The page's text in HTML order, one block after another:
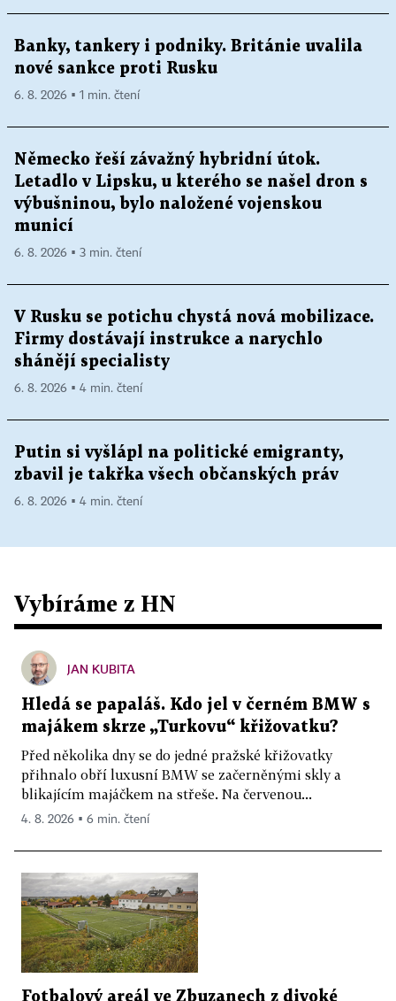
Banky, tankery i podniky. Británie uvalila
nové sankce proti Rusku
6. 8. 2026 ▪ 1 min. čtení
Německo řeší závažný hybridní útok.
Letadlo v Lipsku, u kterého se našel dron s
výbušninou, bylo naložené vojenskou
municí
6. 8. 2026 ▪ 3 min. čtení
V Rusku se potichu chystá nová mobilizace.
Firmy dostávají instrukce a narychlo
shánějí specialisty
6. 8. 2026 ▪ 4 min. čtení
Putin si vyšlápl na politické emigranty,
zbavil je takřka všech občanských práv
6. 8. 2026 ▪ 4 min. čtení
Vybíráme z HN
JAN KUBITA
Hledá se papaláš. Kdo jel v černém BMW s
majákem skrze „Turkovu“ křižovatku?
Před několika dny se do jedné pražské křižovatky
přihnalo obří luxusní BMW se začerněnými skly a
blikajícím majáčkem na střeše. Na červenou...
4. 8. 2026 ▪ 6 min. čtení
Fotbalový areál ve Zbuzanech z divoké